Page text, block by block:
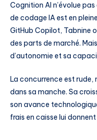
Cognition AI n’évolue
de codage IA est en
GitHub Copilot, Tabnine
des parts de marché.
d’autonomie et sa
La concurrence est rude,
dans sa manche. Sa
son avance
frais en caisse lui